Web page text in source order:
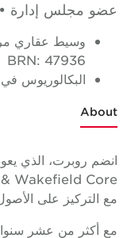
عضو مجلس إدارة •
BRN: 47936
البكالوريوس في
About
انضم روبرت، الذي
مع التركيز على
مع أكثر من عشر